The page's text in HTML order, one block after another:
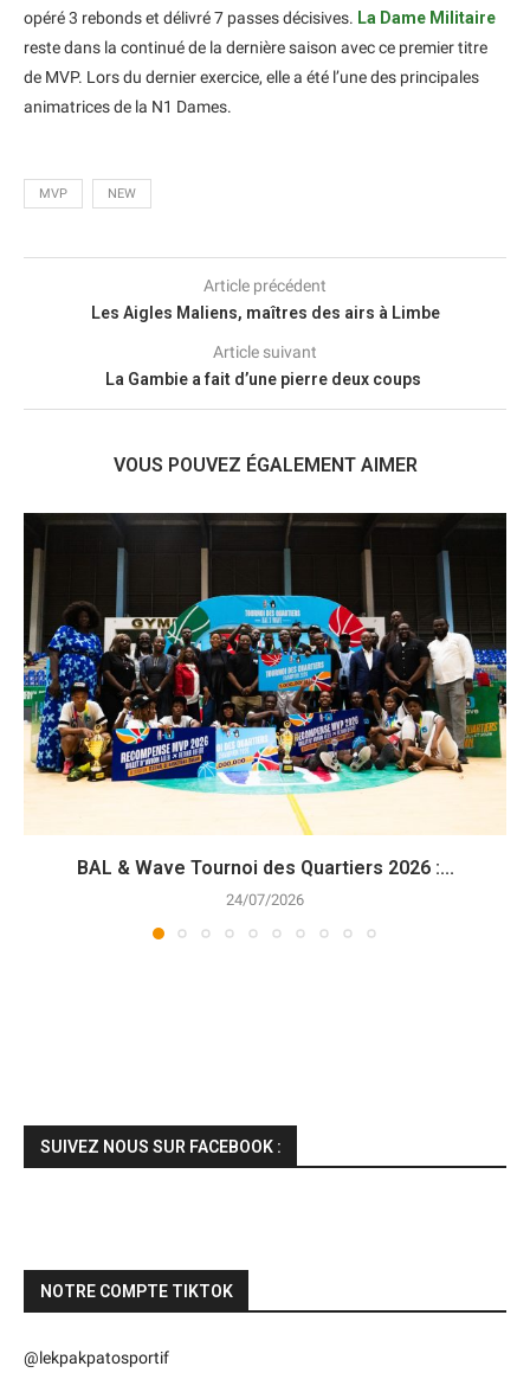
opéré 3 rebonds et délivré 7 passes décisives. La Dame Militaire
reste dans la continué de la dernière saison avec ce premier titre
de MVP. Lors du dernier exercice, elle a été l’une des principales
animatrices de la N1 Dames.
MVP NEW
Article précédent
Les Aigles Maliens, maîtres des airs à Limbe
Article suivant
La Gambie a fait d’une pierre deux coups
VOUS POUVEZ ÉGALEMENT AIMER
BAL & Wave Tournoi des Quartiers 2026 :...
24/07/2026
SUIVEZ NOUS SUR FACEBOOK :
NOTRE COMPTE TIKTOK
@lekpakpatosportif